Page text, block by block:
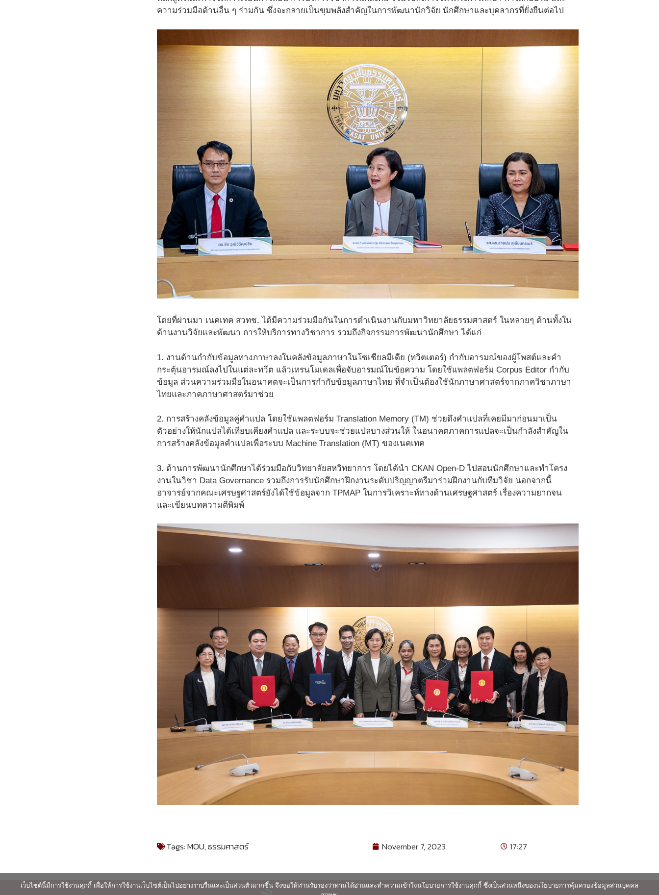
ความร่วมมือด้านอื่น ๆ ร่วมกัน ซึ่งจะกลายเป็นขุมพลังสำคัญในการพัฒนานักวิจัย นักศึกษาและบุคลากรที่ยั่งยืนต่อไป
โดยที่ผ่านมา เนคเทค สวทช. ได้มีความร่วมมือกันในการดำเนินงานกับมหาวิทยาลัยธรรมศาสตร์ ในหลายๆ ด้านทั้งใน
ด้านงานวิจัยและพัฒนา การให้บริการทางวิชาการ รวมถึงกิจกรรมการพัฒนานักศึกษา ได้แก่
1. งานด้านกำกับข้อมูลทางภาษาลงในคลังข้อมูลภาษาในโซเชียลมีเดีย (ทวิตเตอร์) กำกับอารมณ์ของผู้โพสต์และคำ
กระตุ้นอารมณ์ลงไปในแต่ละทวีต แล้วเทรนโมเดลเพื่อจับอารมณ์ในข้อความ โดยใช้แพลตฟอร์ม Corpus Editor กำกับ
ข้อมูล ส่วนความร่วมมือในอนาคตจะเป็นการกำกับข้อมูลภาษาไทย ที่จำเป็นต้องใช้นักภาษาศาสตร์จากภาควิชาภาษา
ไทยและภาคภาษาศาสตร์มาช่วย
2. การสร้างคลังข้อมูลคู่คำแปล โดยใช้แพลตฟอร์ม Translation Memory (TM) ช่วยดึงคำแปลที่เคยมีมาก่อนมาเป็น
ตัวอย่างให้นักแปลได้เทียบเคียงคำแปล และระบบจะช่วยแปลบางส่วนให้ ในอนาคตภาคการแปลจะเป็นกำลังสำคัญใน
การสร้างคลังข้อมูลคำแปลเพื่อระบบ Machine Translation (MT) ของเนคเทค
3. ด้านการพัฒนานักศึกษาได้ร่วมมือกับวิทยาลัยสหวิทยาการ โดยได้นำ CKAN Open-D ไปสอนนักศึกษาและทำโครง
งานในวิชา Data Governance รวมถึงการรับนักศึกษาฝึกงานระดับปริญญาตรีมาร่วมฝึกงานกับทีมวิจัย นอกจากนี้
อาจารย์จากคณะเศรษฐศาสตร์ยังได้ใช้ข้อมูลจาก TPMAP ในการวิเคราะห์ทางด้านเศรษฐศาสตร์ เรื่องความยากจน
และเขียนบทความตีพิมพ์
Tags:MOU,ธรรมศาสตร์ November 7, 2023 17:27
เว็บไซต์นี้มีการใช้งานคุกกี้ เพื่อให้การใช้งานเว็บไซต์เป็นไปอย่างราบรื่นและเป็นส่วนตัวมากขึ้น จึงขอให้ท่านรับรองว่าท่านได้อ่านและทำความเข้าใจนโยบายการใช้งานคุกกี้ ซึ่งเป็นส่วนหนึ่งของนโยบายการคุ้มครองข้อมูลส่วนบุคคล